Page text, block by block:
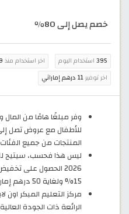
خصم يصل إلى 80٪
395 استخدام اليوم اخر استخدام منذ 9 ساعة
اخر توفير11 درهم إماراتي
وفر مبلغًا هامًا من المال
المنتجات من جميع
ليس هذا فحسب، سيتيح
2026 الحصول على
15% ولغاية 50 درهم إماراتي على المنتجات غير المخفضة.
مركز التعليم المبكر
الرائعة ذات الجودة